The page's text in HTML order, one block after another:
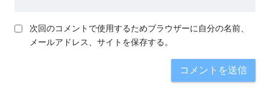
次回のコメントで使用するためブラウザーに自分の名前、
メールアドレス、サイトを保存する。